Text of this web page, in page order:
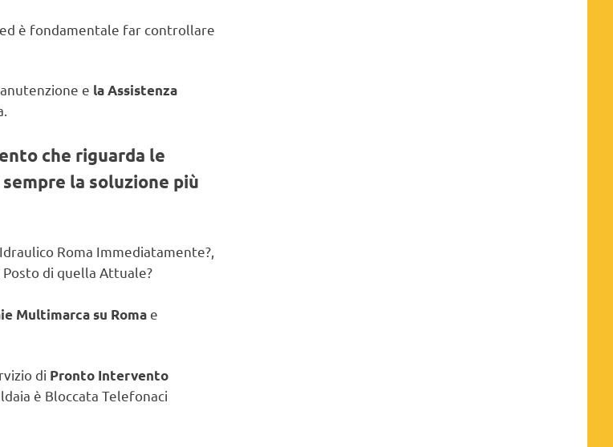
è fondamentale far controllare
e la Assistenza
che riguarda le
la soluzione più
Roma Immediatamente?,
Posto di quella Attuale?
Multimarca su Roma e
di Pronto Intervento
è Bloccata Telefonaci